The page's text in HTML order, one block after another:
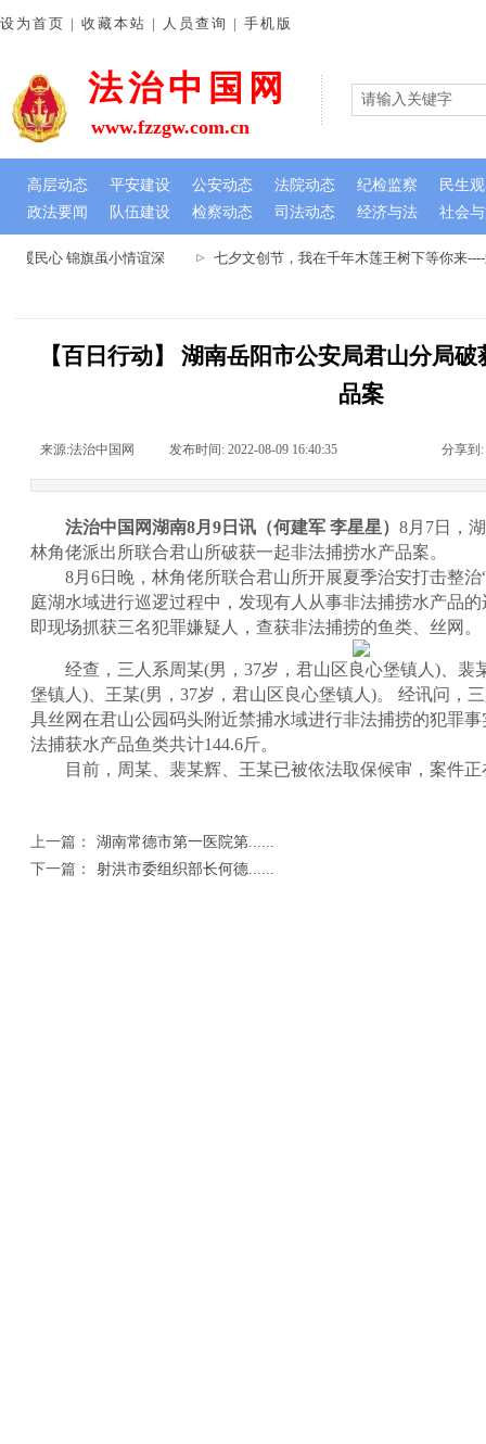
暖民心 锦旗虽小情谊深 七夕文创节，我在千年木莲王树下等你来----
法治中国网
政法要闻 队伍建设 检察动态 司法动态 经济与法 社会
设为首页 | 收藏本站 | 人员查询 | 手机版
www.fzzgw.com.cn
高层动态 平安建设 公安动态 法院动态 纪检监察 民生
【百日行动】 湖南岳阳市公安局君山分局
品案
来源:法治中国网 发布时间: 2022-08-09 16:40:35 分享到:
法治中国网湖南8月9日讯 （何建军 李星星） 8月7日，
林角佬派出所联合君山所破获一起非法捕捞水产品案。
8月6日晚，林角佬所联合君山所开展夏季治安打击整治
庭湖水域进行巡逻过程中，发现有人从事非法捕捞水产品
即现场抓获三名犯罪嫌疑人，查获非法捕捞的鱼类、丝网。
经查，三人系周某(男，37岁，君山区良心堡镇人)、裴
堡镇人)、王某(男，37岁，君山区良心堡镇人)。 经讯问，
具丝网在君山公园码头附近禁捕水域进行非法捕捞的犯罪
法捕获水产品鱼类共计144.6斤。
目前，周某、裴某辉、王某已被依法取保候审，案件正
上一篇：
湖南常德市第一医院第......
下一篇：
射洪市委组织部长何德......